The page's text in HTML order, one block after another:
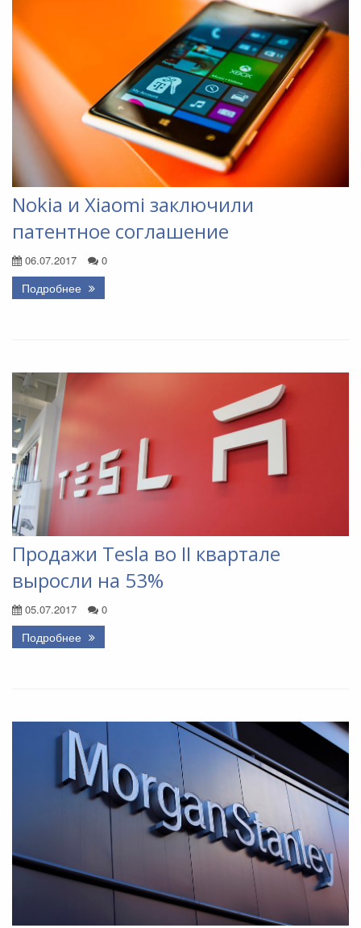
Nokia и Xiaomi заключили
патентное соглашение
06.07.2017 0
Подробнее
Продажи Tesla во II квартале
выросли на 53%
05.07.2017 0
Подробнее